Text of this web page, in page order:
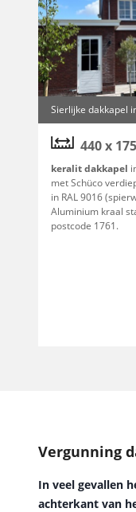
Sierlijke dakkapel
440 x
keralit dakkapel
met Schüco
in RAL 9016
Aluminium kraal
postcode 1761.
Vergunning
In veel gevallen
achterkant van